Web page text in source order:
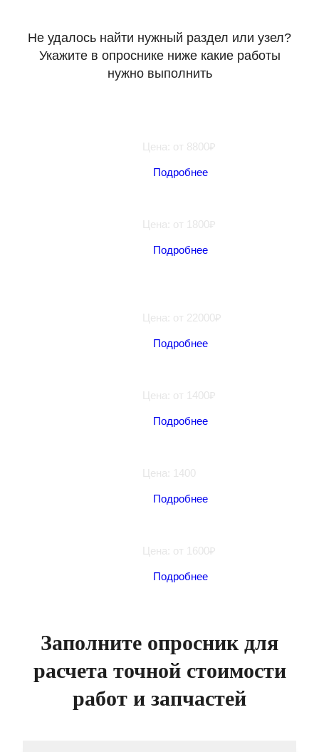
Не удалось найти нужный раздел или узел?
Укажите в опроснике ниже какие работы
нужно выполнить
Цена: от 8800₽
Подробнее
Цена: от 1800₽
Подробнее
Цена: от 22000₽
Подробнее
Цена: от 1400₽
Подробнее
Цена: 1400
Подробнее
Цена: от 1600₽
Подробнее
Заполните опросник для
расчета точной стоимости
работ и запчастей